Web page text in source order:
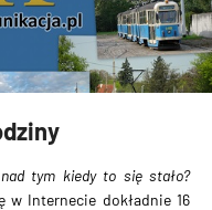
tym kiedy to się stało?
w Internecie dokładnie 16